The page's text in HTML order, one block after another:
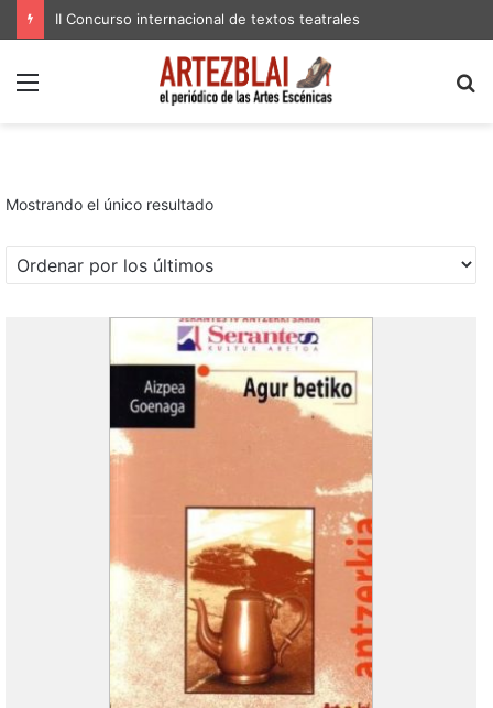
II Concurso internacional de textos teatrales
Menú
Mostrando el único resultado